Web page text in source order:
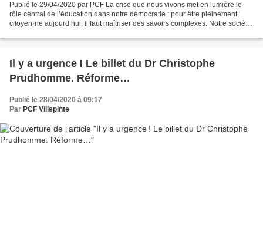
Publié le 29/04/2020 par PCF La crise que nous vivons met en lumière le
rôle central de l’éducation dans notre démocratie : pour être pleinement
citoyen·ne aujourd’hui, il faut maîtriser des savoirs complexes. Notre société
Il y a urgence ! Le billet du Dr Christophe
Prudhomme. Réforme…
Publié le 28/04/2020 à 09:17
Par PCF Villepinte